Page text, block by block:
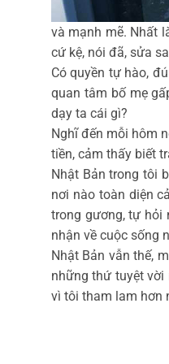
và mạnh mẽ. Nhất
cứ kệ, nói đã, sửa
Có quyền tự hào,
quan tâm bố mẹ
dạy ta cái gì?
Nghĩ đến mỗi hôm
tiền, cảm thấy biết
Nhật Bản trong tôi
nơi nào toàn diện
trong gương, tự hỏi
nhận về cuộc sống
Nhật Bản vẫn thế,
những thứ tuyệt vời
vì tôi tham lam hơn